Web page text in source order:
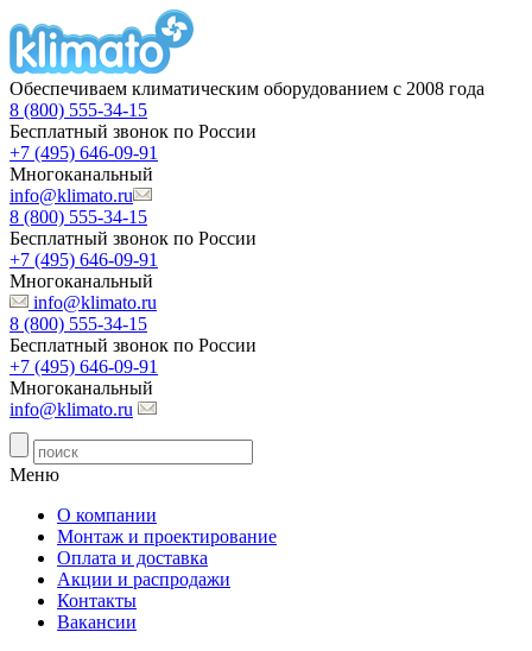
Обеспечиваем климатическим оборудованием с 2008 года
8 (800) 555-34-15
Бесплатный звонок по России
+7 (495) 646-09-91
Многоканальный
info@klimato.ru
8 (800) 555-34-15
Бесплатный звонок по России
+7 (495) 646-09-91
Многоканальный
info@klimato.ru
8 (800) 555-34-15
Бесплатный звонок по России
+7 (495) 646-09-91
Многоканальный
info@klimato.ru
Меню
О компании
Монтаж и проектирование
Оплата и доставка
Акции и распродажи
Контакты
Вакансии